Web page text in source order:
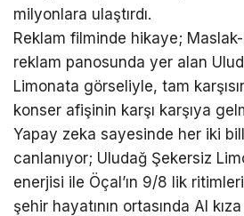
milyonlara ulaştırdı.
Reklam filminde hikaye;
reklam panosunda yer alan
Limonata görseliyle, tam
konser afişinin karşı karşıya
Yapay zeka sayesinde her iki
canlanıyor; Uludağ Şekersiz
enerjisi ile Öçal’ın 9/8 lik
şehir hayatının ortasında AI